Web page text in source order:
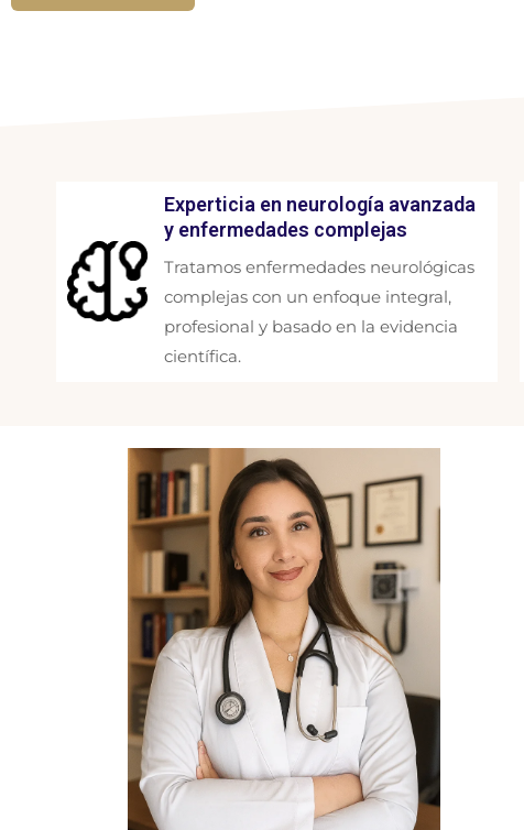
Experticia en neurología avanzada
y enfermedades complejas
Tratamos enfermedades neurológicas
complejas con un enfoque integral,
profesional y basado en la evidencia
científica.